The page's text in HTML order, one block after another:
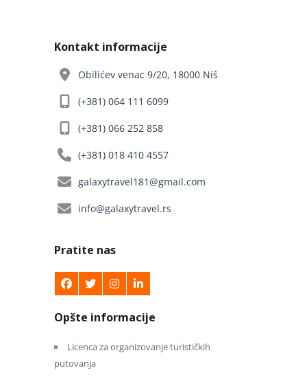
Kontakt informacije
Obilićev venac 9/20, 18000 Niš
(+381) 064 111 6099
(+381) 066 252 858
(+381) 018 410 4557
galaxytravel181@gmail.com
info@galaxytravel.rs
Pratite nas
Opšte informacije
Licenca za organizovanje turističkih
putovanja